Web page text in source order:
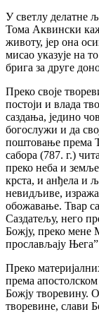
У светлу делатне
Тома Аквински
животу, јер она
мисао указује на
брига за друге
Преко своје
постоји и влада
саздања, једино
богослужи и да
поштовање према
сабора (787. г.)
преко неба и
крста, и анђела и
невидљиве,
обожавање. Твар
Саздатељу, него
Божју, преко мене
прослављају
Преко
према
Божју творевину.
творевине, слави